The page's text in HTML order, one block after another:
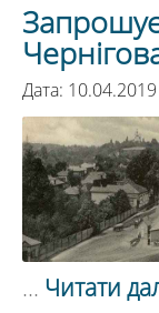
Дата:
... Читати